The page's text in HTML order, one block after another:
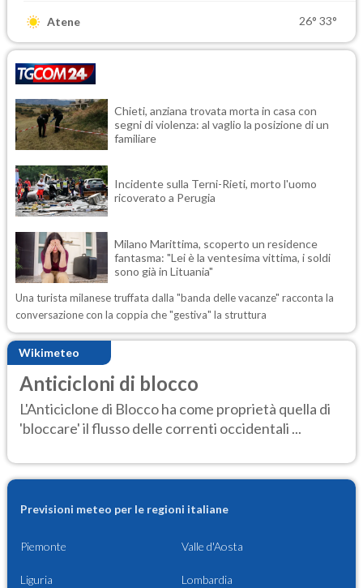
Atene 26° 33°
Chieti, anziana trovata morta in casa con
segni di violenza: al vaglio la posizione di un
familiare
Incidente sulla Terni-Rieti, morto l'uomo
ricoverato a Perugia
Milano Marittima, scoperto un residence
fantasma: "Lei è la ventesima vittima, i soldi
sono già in Lituania"
Una turista milanese truffata dalla "banda delle vacanze" racconta la
conversazione con la coppia che "gestiva" la struttura
Wikimeteo
Anticicloni di blocco
L'Anticiclone di Blocco ha come proprietà quella di
'bloccare' il flusso delle correnti occidentali ...
Previsioni meteo per le regioni italiane
Piemonte Valle d'Aosta
Liguria Lombardia